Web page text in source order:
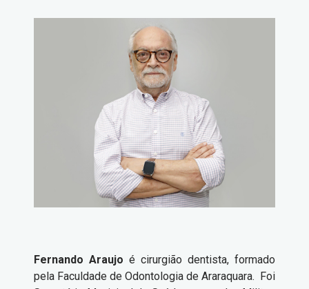
Fernando Araujo é cirurgião dentista, formado
pela Faculdade de Odontologia de Araraquara. Foi